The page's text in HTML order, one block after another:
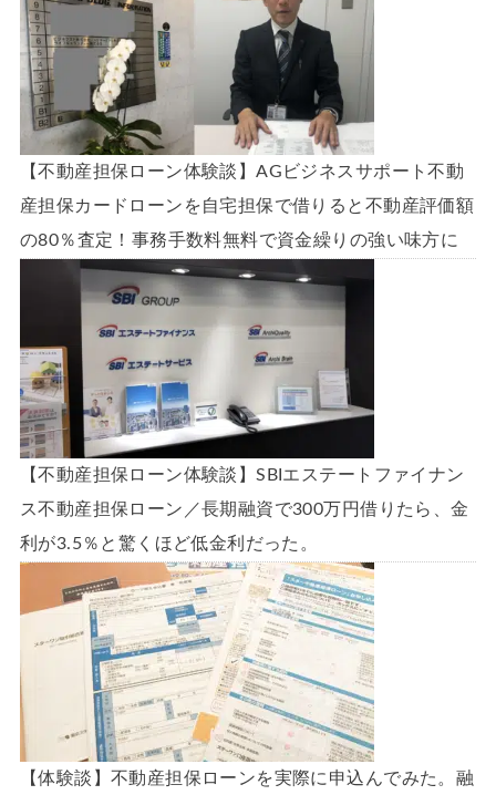
【不動産担保ローン体験談】AGビジネスサポート不動
産担保カードローンを自宅担保で借りると不動産評価額
の80％査定！事務手数料無料で資金繰りの強い味方に
【不動産担保ローン体験談】SBIエステートファイナン
ス不動産担保ローン／長期融資で300万円借りたら、金
利が3.5％と驚くほど低金利だった。
【体験談】不動産担保ローンを実際に申込んでみた。融